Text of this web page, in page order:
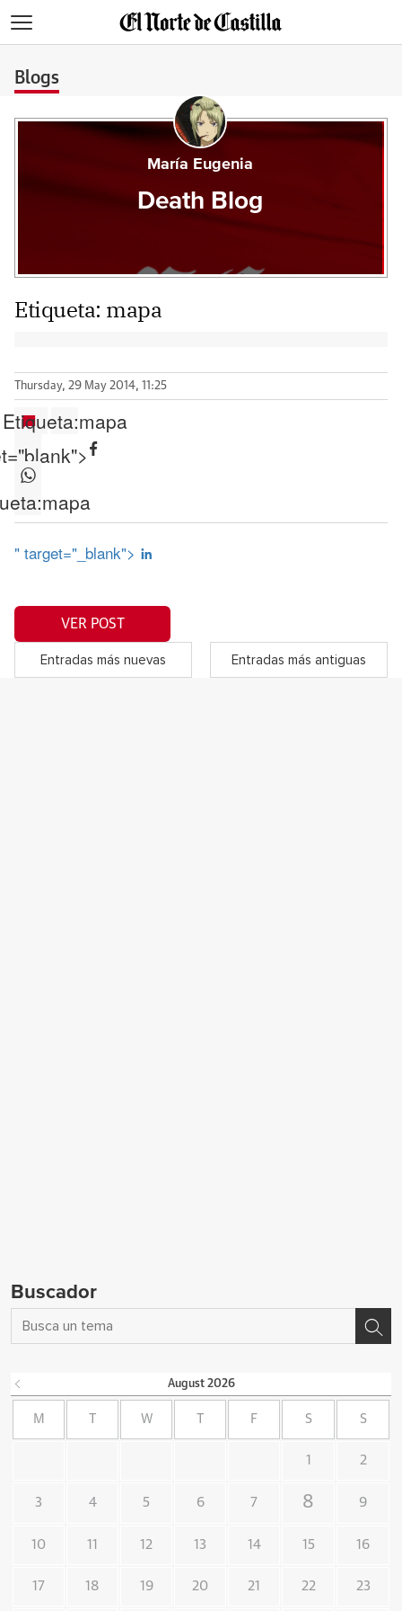
Blogs
María Eugenia
Death Blog
Etiqueta: mapa
Thursday, 29 May 2014, 11:25
Etiqueta:mapa
mapa
" target="_blank">
VER POST
Entradas más nuevas Entradas más antiguas
Buscador
August 2026
M W F S S
1 2
3 4 5 6 7 8 9
10 11 12 13 14 15 16
17 18 19 20 21 22 23